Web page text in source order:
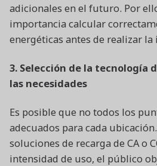
adicionales en el futuro. Por
importancia calcular
energéticas antes de realizar la
3. Selección de la tecnología
las necesidades
Es posible que no todos los
adecuados para cada
soluciones de recarga de CA o
intensidad de uso, el público